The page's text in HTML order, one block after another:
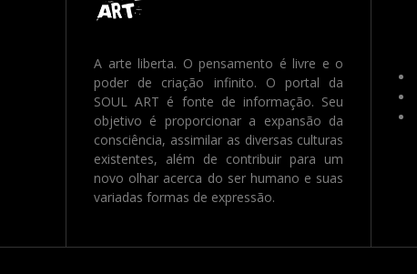
A arte liberta. O pensamento é livre e o
poder de criação infinito. O portal da
SOUL ART é fonte de informação. Seu
objetivo é proporcionar a expansão da
consciência, assimilar as diversas culturas
existentes, além de contribuir para um
novo olhar acerca do ser humano e suas
variadas formas de expressão.